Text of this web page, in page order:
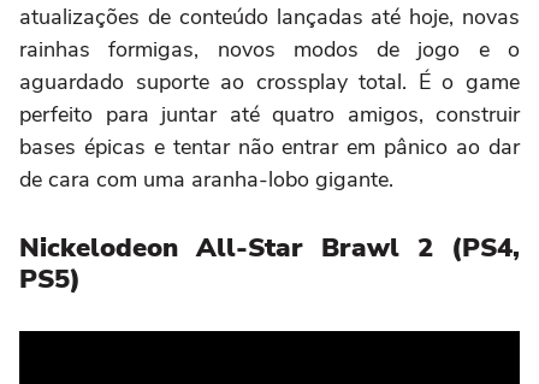
atualizações de conteúdo lançadas até hoje, novas
rainhas formigas, novos modos de jogo e o
aguardado suporte ao crossplay total. É o game
perfeito para juntar até quatro amigos, construir
bases épicas e tentar não entrar em pânico ao dar
de cara com uma aranha-lobo gigante.
Nickelodeon All-Star Brawl 2 (PS4,
PS5)